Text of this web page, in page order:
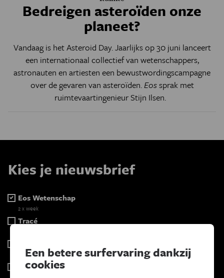
Bedreigen asteroïden onze
planeet?
Vandaag is het Asteroid Day. Jaarlijks op 30 juni lanceert
een internationaal collectief van wetenschappers,
astronauten en artiesten een bewustwordingscampagne
over de gevaren van asteroïden.Eossprak met
ruimtevaartingenieur Stijn Ilsen.
Kies je nieuwsbrief
Eos Wetenschap
2 x week
Tracé
Tweewekelijks
Iedereen wetenschapper
Een betere surfervaring dankzij
cookies